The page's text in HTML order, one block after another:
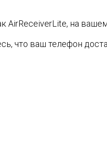
AirReceiverLite, на
что ваш телефон